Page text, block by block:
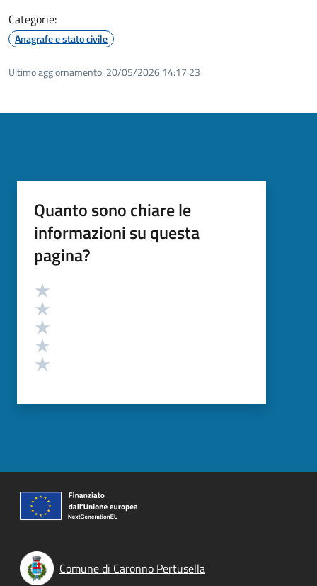
Categorie:
Anagrafe e stato civile
Ultimo aggiornamento: 20/05/2026 14:17.23
Quanto sono chiare le
informazioni su questa
pagina?
Valutazione
Comune di Caronno Pertusella